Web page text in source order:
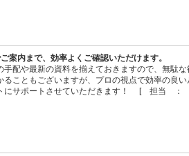
案内まで、効率よくご確認いただけます。
配や最新の資料を揃えておきますので、無駄
こともございますが、プロの視点で効率の良
トにサポートさせていただきます！ [ 担当 ：